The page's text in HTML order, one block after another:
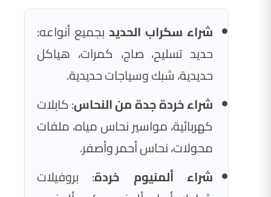
شراء سكراب الحديد بجميع أنواعه:
حديد تسليح، صاج، كمرات، هياكل
حديدية، شبك وسياجات حديدية.
شراء خردة جدة من النحاس: كابلات
كهربائية، مواسير نحاس مياه، ملفات
محولات، نحاس أحمر وأصفر.
شراء ألمنيوم خردة: بروفيلات